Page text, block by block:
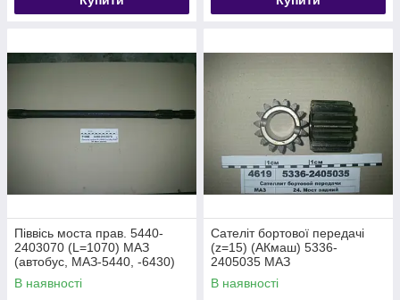
Піввісь моста прав. 5440-
2403070 (L=1070) МАЗ
(автобус, МАЗ-5440, -6430)
(МАЗ)
В наявності
Сателіт бортової передачі
(z=15) (АКмаш) 5336-
2405035 МАЗ
В наявності